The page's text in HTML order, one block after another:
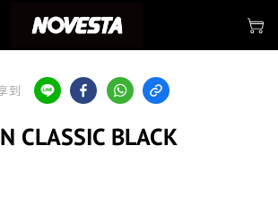
到
CLASSIC BLACK